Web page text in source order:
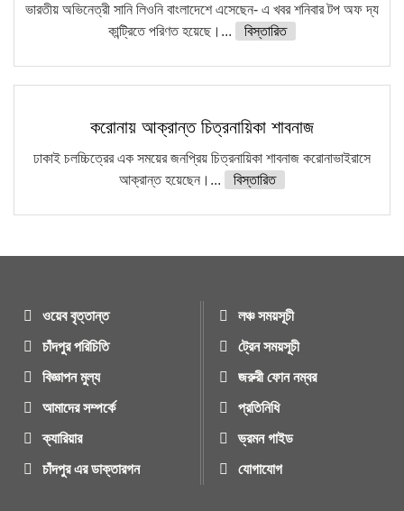
ভারতীয় অভিনেত্রী সানি লিওনি বাংলাদেশে এসেছেন- এ খবর শনিবার টপ অফ দ্য
কান্ট্রিতে পরিণত হয়েছে।...
বিস্তারিত
করোনায় আক্রান্ত চিত্রনায়িকা শাবনাজ
ঢাকাই চলচ্চিত্রের এক সময়ের জনপ্রিয় চিত্রনায়িকা শাবনাজ করোনাভাইরাসে
আক্রান্ত হয়েছেন।...
বিস্তারিত
ওয়েব বৃত্তান্ত
চাঁদপুর পরিচিতি
বিজ্ঞাপন মুল্য
আমাদের সম্পর্কে
ক্যারিয়ার
চাঁদপুর এর ডাক্তারগন
লঞ্চ সময়সূচী
ট্রেন সময়সূচী
জরুরী ফোন নম্বর
প্রতিনিধি
ভ্রমন গাইড
যোগাযোগ